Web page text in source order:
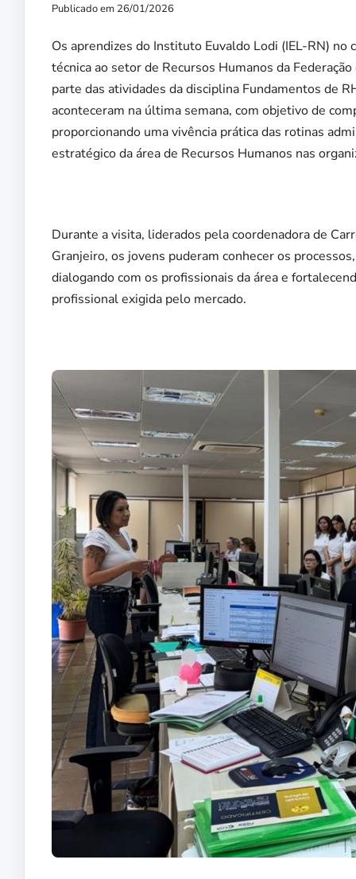
Publicado em 26/01/2026
Os aprendizes do Instituto Euvaldo Lodi (IEL-RN)
técnica ao setor de Recursos Humanos da
parte das atividades da disciplina Fundamentos de
aconteceram na última semana, com objetivo de
proporcionando uma vivência prática das rotinas
estratégico da área de Recursos Humanos nas
Durante a visita, liderados pela coordenadora de
Granjeiro, os jovens puderam conhecer os
dialogando com os profissionais da área e
profissional exigida pelo mercado.